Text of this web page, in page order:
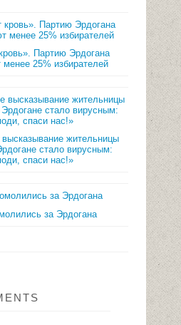
Партию Эрдогана
25% избирателей
жительницы
стало вирусным:
спаси нас!»
за Эрдогана